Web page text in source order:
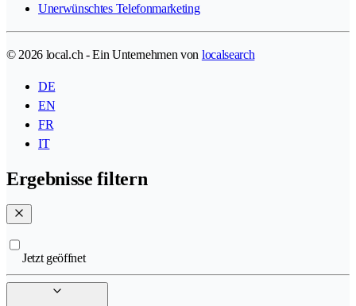
Unerwünschtes Telefonmarketing
© 2026 local.ch - Ein Unternehmen von localsearch
DE
EN
FR
IT
Ergebnisse filtern
Jetzt geöffnet